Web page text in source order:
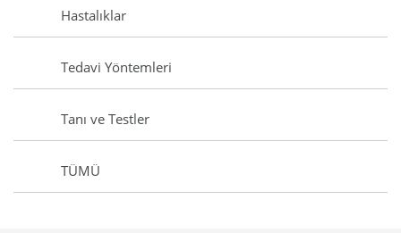
Hastalıklar
Tedavi Yöntemleri
Tanı ve Testler
TÜMÜ